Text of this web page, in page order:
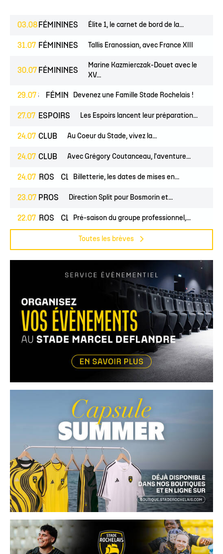
03.08 FÉMININES Élite 1, le carnet de bord de la...
31.07 FÉMININES Tallis Eranossian, avec France XIII
30.07 FÉMININES
Marine Kazmierczak-Douet avec le
XV...
29.07
JEUNES FÉMININES CLUB
Devenez une Famille Stade Rochelais !
27.07 ESPOIRS Les Espoirs lancent leur préparation...
24.07 CLUB Au Coeur du Stade, vivez la...
24.07 CLUB Avec Grégory Coutanceau, l'aventure...
24.07PROS CLUB Billetterie, les dates de mises en...
23.07 PROS Direction Split pour Bosmorin et...
22.07PROS CLUB Pré-saison du groupe professionnel,...
Toutes les brèves